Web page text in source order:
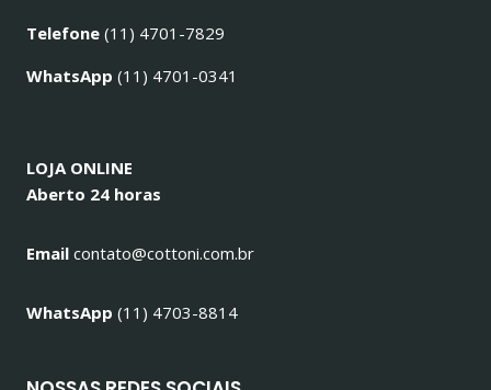
Telefone (11) 4701-7829
WhatsApp (11) 4701-0341
LOJA ONLINE
Aberto 24 horas
Email contato@cottoni.com.br
WhatsApp (11) 4703-8814